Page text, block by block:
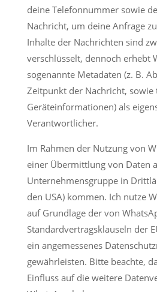
deine Telefonnummer sowie
Nachricht, um deine Anfrage
Inhalte der Nachrichten sind
verschlüsselt, dennoch erhebt
sogenannte Metadaten (z. B.
Zeitpunkt der Nachricht, sowie
Geräteinformationen) als
Verantwortlicher.
Im Rahmen der Nutzung von
einer Übermittlung von Daten
Unternehmensgruppe in
den USA) kommen. Ich nutze
auf Grundlage der von
Standardvertragsklauseln der
ein angemessenes
gewährleisten. Bitte beachte,
Einfluss auf die weitere